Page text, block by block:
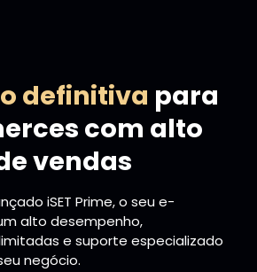
definitiva para
com alto
vendas
iSET Prime, o seu e-
alto desempenho,
e suporte especializado
negócio.